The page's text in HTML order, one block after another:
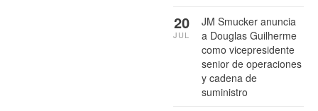
JM Smucker anuncia
a Douglas Guilherme
como vicepresidente
senior de operaciones
y cadena de
suministro
20
JUL